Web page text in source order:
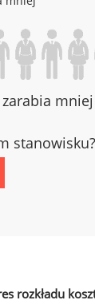
stanowisku?
rozkładu